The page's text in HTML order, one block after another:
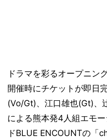
ドラマを彩るオープニン
開催時にチケットが即日
(Vo/Gt)、江口雄也(Gt)、
による熊本発4人組エモ
ドBLUE ENCOUNTの「